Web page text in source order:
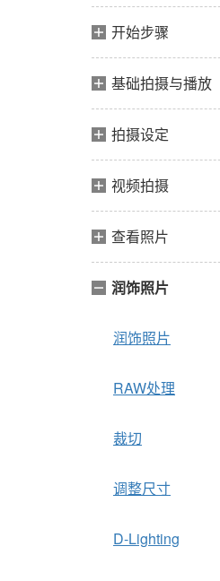
开始步骤
基础拍摄与播放
拍摄设定
视频拍摄
查看照片
润饰照片
润饰照片
RAW处理
裁切
调整尺寸
D-Lighting